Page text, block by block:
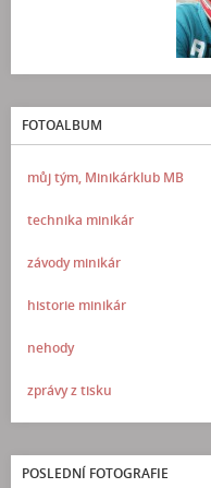
FOTOALBUM
můj tým, Minikárklub MB
technika minikár
závody minikár
historie minikár
nehody
zprávy z tisku
POSLEDNÍ FOTOGRAFIE